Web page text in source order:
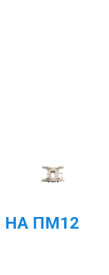
НА ПМ12